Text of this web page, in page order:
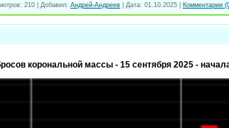
210 Добавил: Андрей-Андреев Дата: 01.10.2025 Комментарии
корональной массы - 15 сентября 2025 -